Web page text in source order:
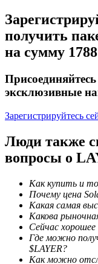
Блокировки
Эксклюзивные
Кредиты
Сервис
получить
на сумму
эксклюзивные
Зарегистрируйтесь
Люди также
вопросы о
Как купить и
Почему цена
Какая самая
Какова
Сейчас хорошее
Где можно
$LAYER?
Как можно